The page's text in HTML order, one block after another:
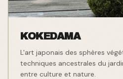
KOKEDAMA
L'art japonais des sphères
techniques ancestrales du
entre culture et nature.